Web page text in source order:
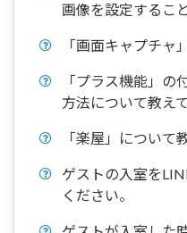
画像を設定するこ
「画面キャプチャ
「プラス機能」の
方法について教え
「楽屋」について
ゲストの入室を
ください。